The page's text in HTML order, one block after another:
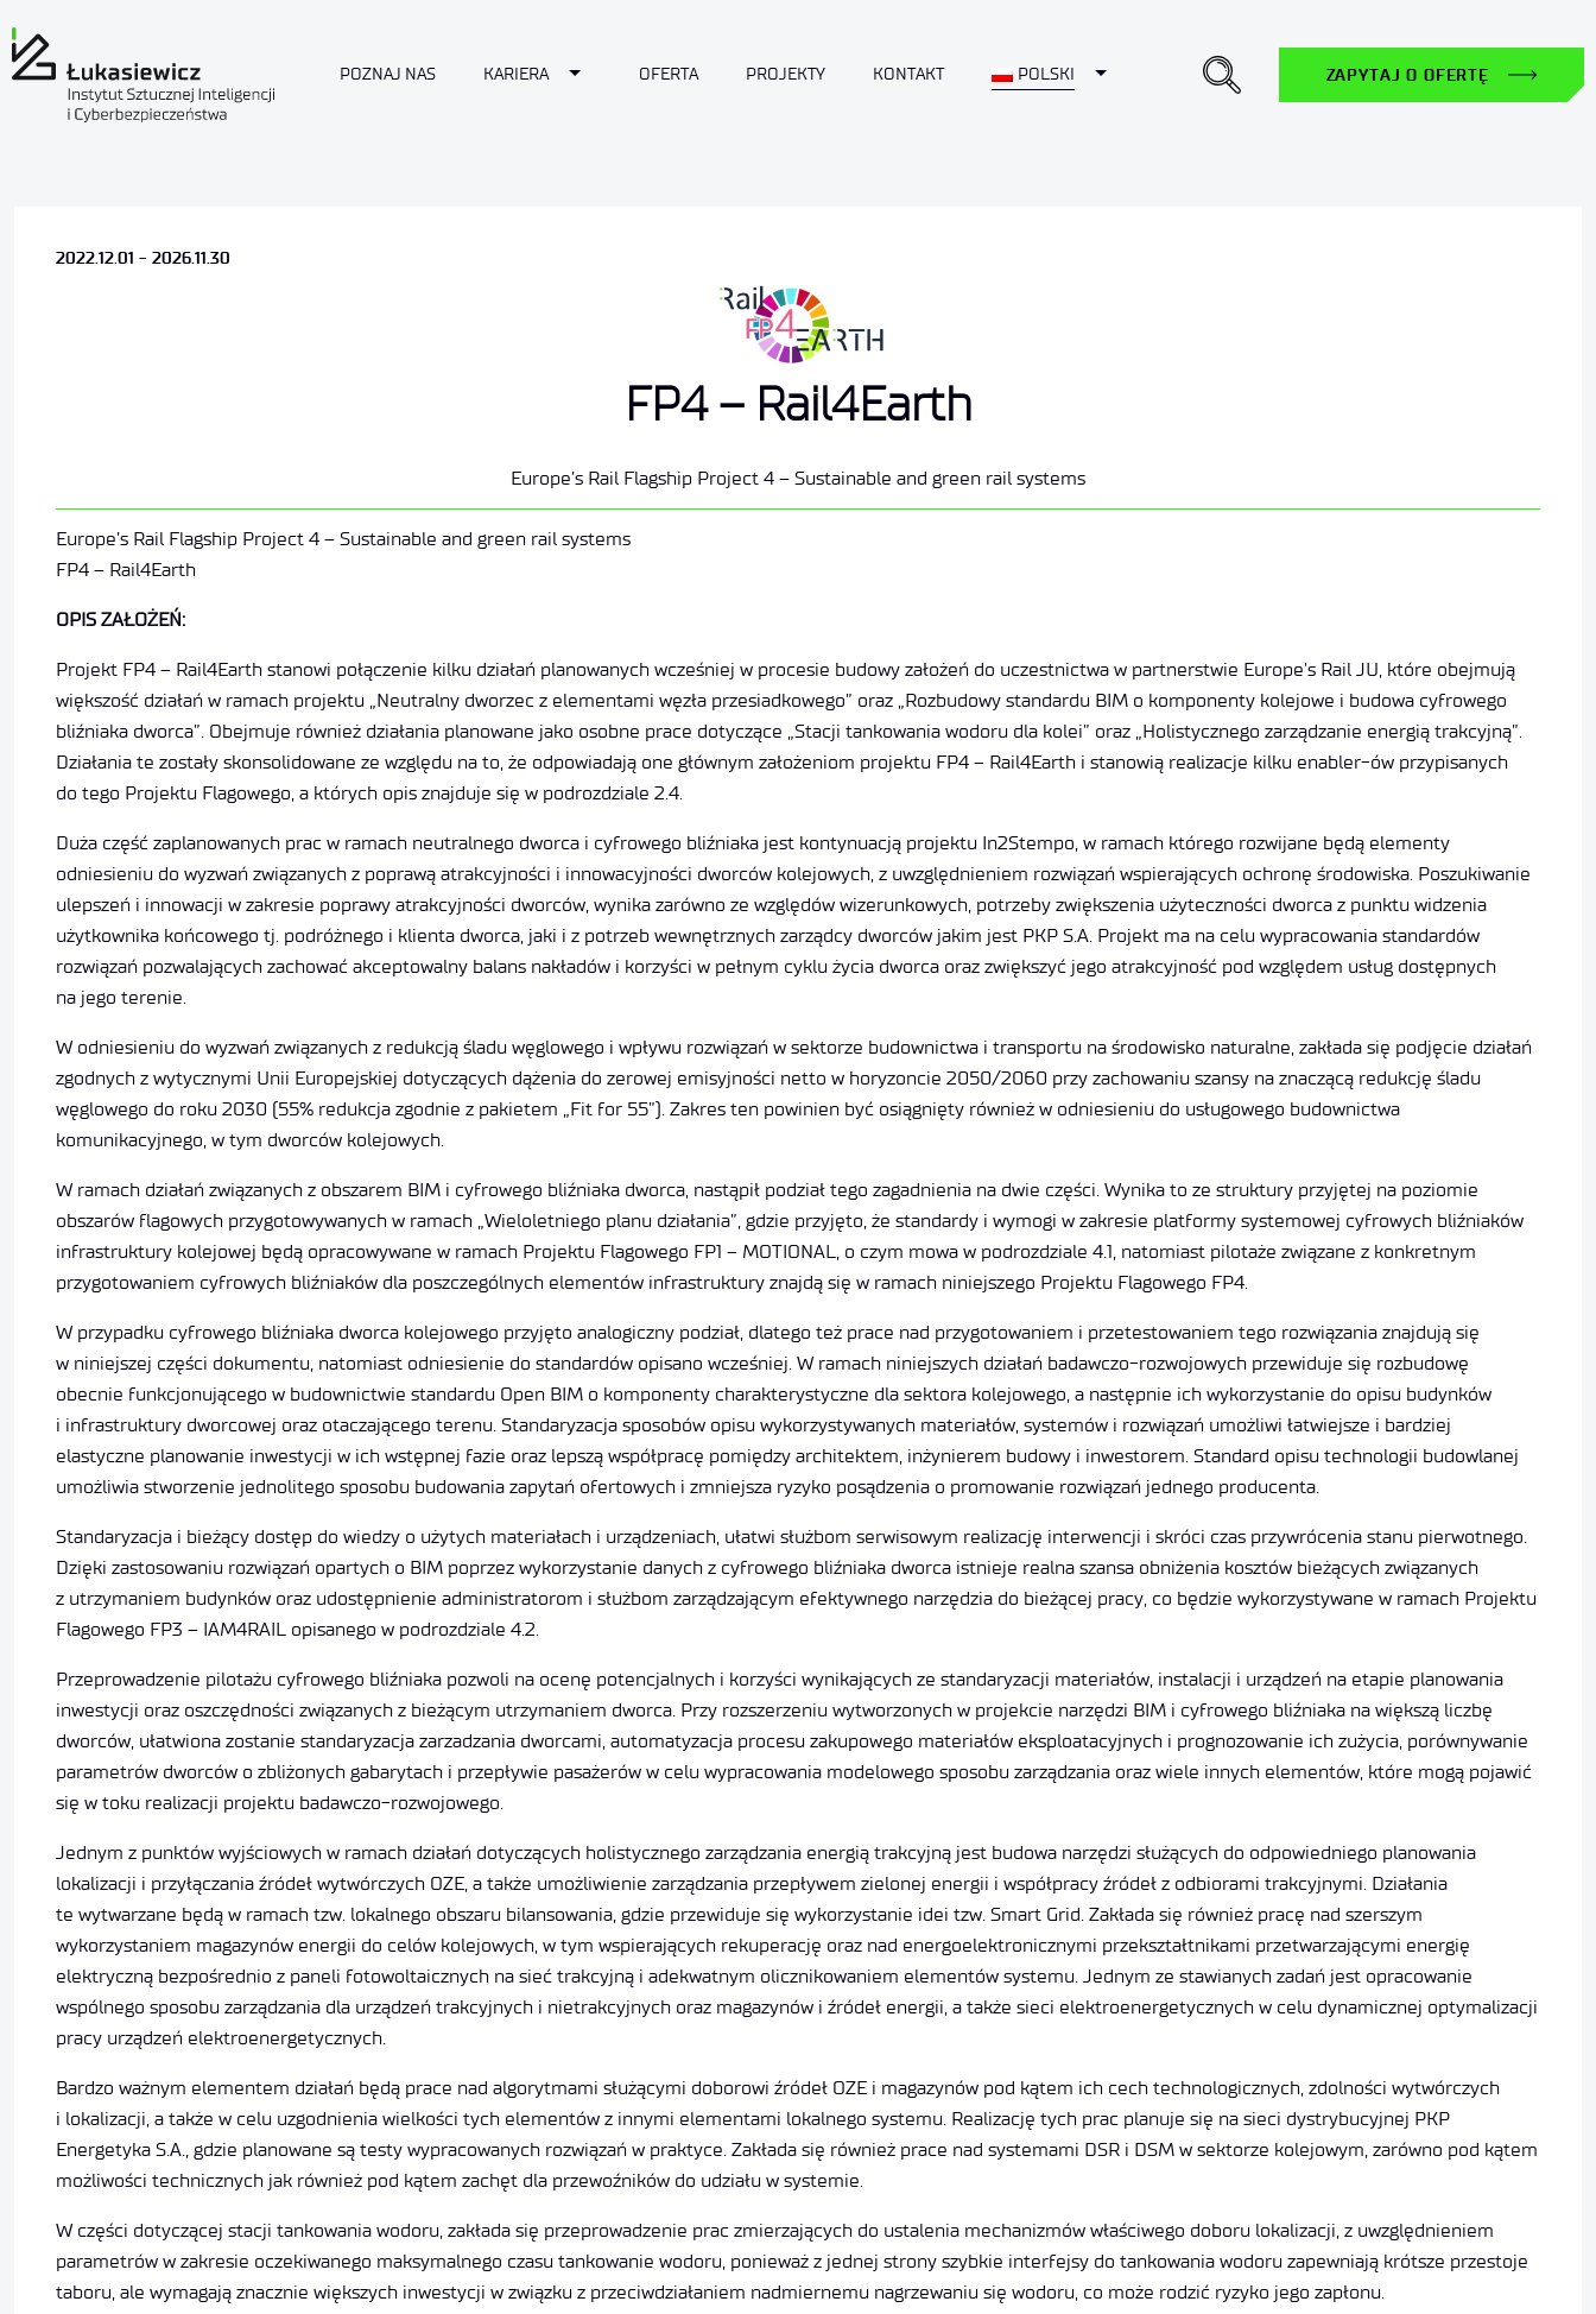
POZNAJ NAS KARIERA Toggle Dropdown
OFERTA PROJEKTY KONTAKT POLSKI Toggle Dropdown ZAPYTAJ O OFERTĘ
2022.12.01 - 2026.11.30
FP4 – Rail4Earth
Europe’s Rail Flagship Project 4 – Sustainable and green rail systems
Europe’s Rail Flagship Project 4 – Sustainable and green rail systems
FP4 – Rail4Earth
OPIS ZAŁOŻEŃ:
Projekt FP4 – Rail4Earth stanowi połączenie kilku działań planowanych wcześniej w procesie budowy założeń do uczestnictwa w partnerstwie Europe’s Rail JU, które obejmują
większość działań w ramach projektu „Neutralny dworzec z elementami węzła przesiadkowego” oraz „Rozbudowy standardu BIM o komponenty kolejowe i budowa cyfrowego
bliźniaka dworca”. Obejmuje również działania planowane jako osobne prace dotyczące „Stacji tankowania wodoru dla kolei” oraz „Holistycznego zarządzanie energią trakcyjną”.
Działania te zostały skonsolidowane ze względu na to, że odpowiadają one głównym założeniom projektu FP4 – Rail4Earth i stanowią realizacje kilku enabler-ów przypisanych
do tego Projektu Flagowego, a których opis znajduje się w podrozdziale 2.4.
Duża część zaplanowanych prac w ramach neutralnego dworca i cyfrowego bliźniaka jest kontynuacją projektu In2Stempo, w ramach którego rozwijane będą elementy
odniesieniu do wyzwań związanych z poprawą atrakcyjności i innowacyjności dworców kolejowych, z uwzględnieniem rozwiązań wspierających ochronę środowiska. Poszukiwanie
ulepszeń i innowacji w zakresie poprawy atrakcyjności dworców, wynika zarówno ze względów wizerunkowych, potrzeby zwiększenia użyteczności dworca z punktu widzenia
użytkownika końcowego tj. podróżnego i klienta dworca, jaki i z potrzeb wewnętrznych zarządcy dworców jakim jest PKP S.A. Projekt ma na celu wypracowania standardów
rozwiązań pozwalających zachować akceptowalny balans nakładów i korzyści w pełnym cyklu życia dworca oraz zwiększyć jego atrakcyjność pod względem usług dostępnych
na jego terenie.
W odniesieniu do wyzwań związanych z redukcją śladu węglowego i wpływu rozwiązań w sektorze budownictwa i transportu na środowisko naturalne, zakłada się podjęcie działań
zgodnych z wytycznymi Unii Europejskiej dotyczących dążenia do zerowej emisyjności netto w horyzoncie 2050/2060 przy zachowaniu szansy na znaczącą redukcję śladu
węglowego do roku 2030 (55% redukcja zgodnie z pakietem „Fit for 55”). Zakres ten powinien być osiągnięty również w odniesieniu do usługowego budownictwa
komunikacyjnego, w tym dworców kolejowych.
W ramach działań związanych z obszarem BIM i cyfrowego bliźniaka dworca, nastąpił podział tego zagadnienia na dwie części. Wynika to ze struktury przyjętej na poziomie
obszarów flagowych przygotowywanych w ramach „Wieloletniego planu działania”, gdzie przyjęto, że standardy i wymogi w zakresie platformy systemowej cyfrowych bliźniaków
infrastruktury kolejowej będą opracowywane w ramach Projektu Flagowego FP1 – MOTIONAL, o czym mowa w podrozdziale 4.1, natomiast pilotaże związane z konkretnym
przygotowaniem cyfrowych bliźniaków dla poszczególnych elementów infrastruktury znajdą się w ramach niniejszego Projektu Flagowego FP4.
W przypadku cyfrowego bliźniaka dworca kolejowego przyjęto analogiczny podział, dlatego też prace nad przygotowaniem i przetestowaniem tego rozwiązania znajdują się
w niniejszej części dokumentu, natomiast odniesienie do standardów opisano wcześniej. W ramach niniejszych działań badawczo-rozwojowych przewiduje się rozbudowę
obecnie funkcjonującego w budownictwie standardu Open BIM o komponenty charakterystyczne dla sektora kolejowego, a następnie ich wykorzystanie do opisu budynków
i infrastruktury dworcowej oraz otaczającego terenu. Standaryzacja sposobów opisu wykorzystywanych materiałów, systemów i rozwiązań umożliwi łatwiejsze i bardziej
elastyczne planowanie inwestycji w ich wstępnej fazie oraz lepszą współpracę pomiędzy architektem, inżynierem budowy i inwestorem. Standard opisu technologii budowlanej
umożliwia stworzenie jednolitego sposobu budowania zapytań ofertowych i zmniejsza ryzyko posądzenia o promowanie rozwiązań jednego producenta.
Standaryzacja i bieżący dostęp do wiedzy o użytych materiałach i urządzeniach, ułatwi służbom serwisowym realizację interwencji i skróci czas przywrócenia stanu pierwotnego.
Dzięki zastosowaniu rozwiązań opartych o BIM poprzez wykorzystanie danych z cyfrowego bliźniaka dworca istnieje realna szansa obniżenia kosztów bieżących związanych
z utrzymaniem budynków oraz udostępnienie administratorom i służbom zarządzającym efektywnego narzędzia do bieżącej pracy, co będzie wykorzystywane w ramach Projektu
Flagowego FP3 – IAM4RAIL opisanego w podrozdziale 4.2.
Przeprowadzenie pilotażu cyfrowego bliźniaka pozwoli na ocenę potencjalnych i korzyści wynikających ze standaryzacji materiałów, instalacji i urządzeń na etapie planowania
inwestycji oraz oszczędności związanych z bieżącym utrzymaniem dworca. Przy rozszerzeniu wytworzonych w projekcie narzędzi BIM i cyfrowego bliźniaka na większą liczbę
dworców, ułatwiona zostanie standaryzacja zarzadzania dworcami, automatyzacja procesu zakupowego materiałów eksploatacyjnych i prognozowanie ich zużycia, porównywanie
parametrów dworców o zbliżonych gabarytach i przepływie pasażerów w celu wypracowania modelowego sposobu zarządzania oraz wiele innych elementów, które mogą pojawić
się w toku realizacji projektu badawczo-rozwojowego.
Jednym z punktów wyjściowych w ramach działań dotyczących holistycznego zarządzania energią trakcyjną jest budowa narzędzi służących do odpowiedniego planowania
lokalizacji i przyłączania źródeł wytwórczych OZE, a także umożliwienie zarządzania przepływem zielonej energii i współpracy źródeł z odbiorami trakcyjnymi. Działania
te wytwarzane będą w ramach tzw. lokalnego obszaru bilansowania, gdzie przewiduje się wykorzystanie idei tzw. Smart Grid. Zakłada się również pracę nad szerszym
wykorzystaniem magazynów energii do celów kolejowych, w tym wspierających rekuperację oraz nad energoelektronicznymi przekształtnikami przetwarzającymi energię
elektryczną bezpośrednio z paneli fotowoltaicznych na sieć trakcyjną i adekwatnym olicznikowaniem elementów systemu. Jednym ze stawianych zadań jest opracowanie
wspólnego sposobu zarządzania dla urządzeń trakcyjnych i nietrakcyjnych oraz magazynów i źródeł energii, a także sieci elektroenergetycznych w celu dynamicznej optymalizacji
pracy urządzeń elektroenergetycznych.
Bardzo ważnym elementem działań będą prace nad algorytmami służącymi doborowi źródeł OZE i magazynów pod kątem ich cech technologicznych, zdolności wytwórczych
i lokalizacji, a także w celu uzgodnienia wielkości tych elementów z innymi elementami lokalnego systemu. Realizację tych prac planuje się na sieci dystrybucyjnej PKP
Energetyka S.A., gdzie planowane są testy wypracowanych rozwiązań w praktyce. Zakłada się również prace nad systemami DSR i DSM w sektorze kolejowym, zarówno pod kątem
możliwości technicznych jak również pod kątem zachęt dla przewoźników do udziału w systemie.
W części dotyczącej stacji tankowania wodoru, zakłada się przeprowadzenie prac zmierzających do ustalenia mechanizmów właściwego doboru lokalizacji, z uwzględnieniem
parametrów w zakresie oczekiwanego maksymalnego czasu tankowanie wodoru, ponieważ z jednej strony szybkie interfejsy do tankowania wodoru zapewniają krótsze przestoje
taboru, ale wymagają znacznie większych inwestycji w związku z przeciwdziałaniem nadmiernemu nagrzewaniu się wodoru, co może rodzić ryzyko jego zapłonu.